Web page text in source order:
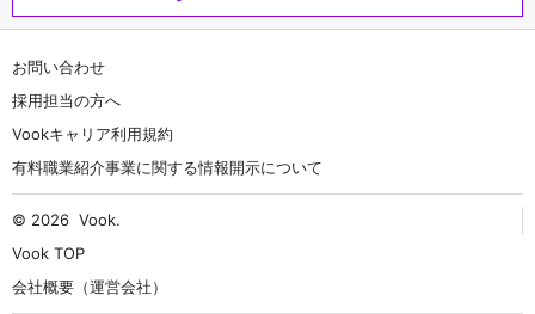
お問い合わせ
採用担当の方へ
Vookキャリア利用規約
有料職業紹介事業に関する情報開示について
© 2026 Vook.
Vook TOP
会社概要（運営会社）